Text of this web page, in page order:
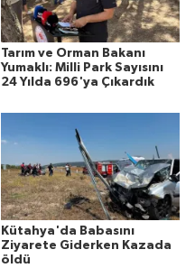
Tarım ve Orman Bakanı
Yumaklı: Milli Park Sayısını
24 Yılda 696'ya Çıkardık
Kütahya'da Babasını
Ziyarete Giderken Kazada
öldü